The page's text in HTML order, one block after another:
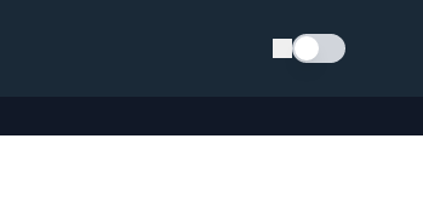
Schimba tema